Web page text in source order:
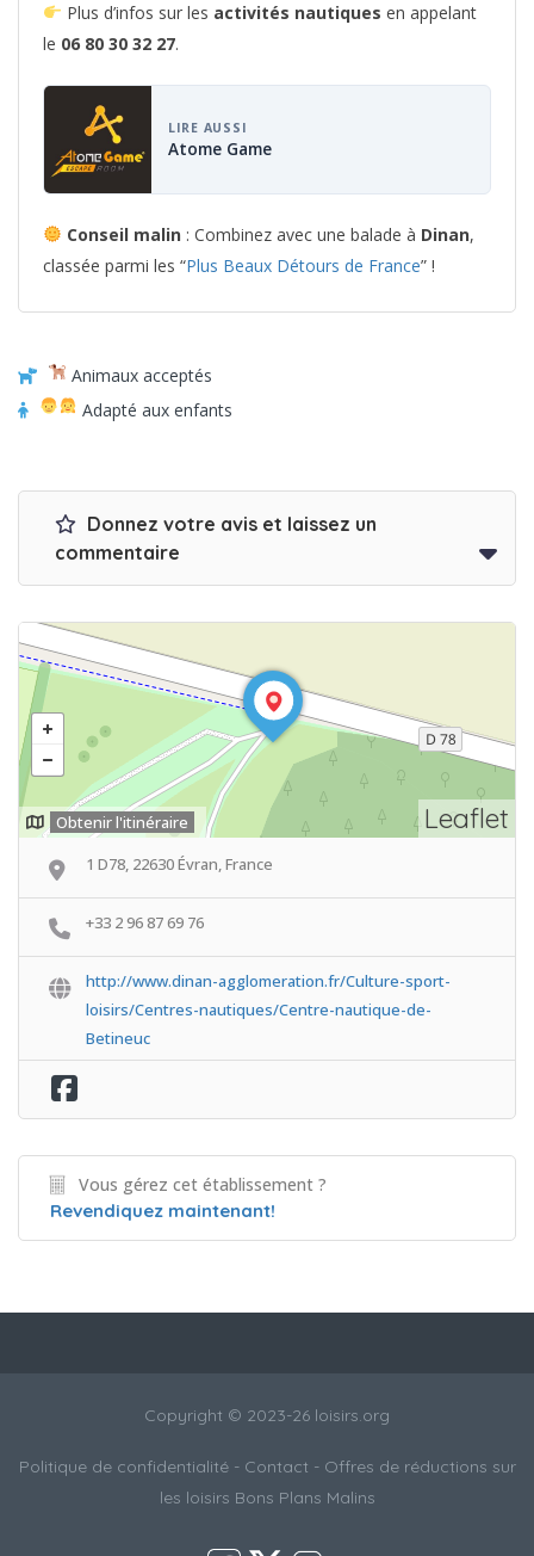
Plus d’infos sur les activités nautiques en appelant
le 06 80 30 32 27.
LIRE AUSSI
Atome Game
Conseil malin: Combinez avec une balade à Dinan,
classée parmi les “Plus Beaux Détours de France” !
Animaux acceptés
Adapté aux enfants
Donnez votre avis et laissez un
commentaire
Leaflet
Obtenir l'itinéraire
1 D78, 22630 Évran, France
+33 2 96 87 69 76
http://www.dinan-agglomeration.fr/Culture-sport-
loisirs/Centres-nautiques/Centre-nautique-de-
Betineuc
Vous gérez cet établissement ?
Revendiquez maintenant!
Copyright © 2023-26 loisirs.org
Politique de confidentialité- Contact - Offres de réductions sur
les loisirs Bons Plans Malins